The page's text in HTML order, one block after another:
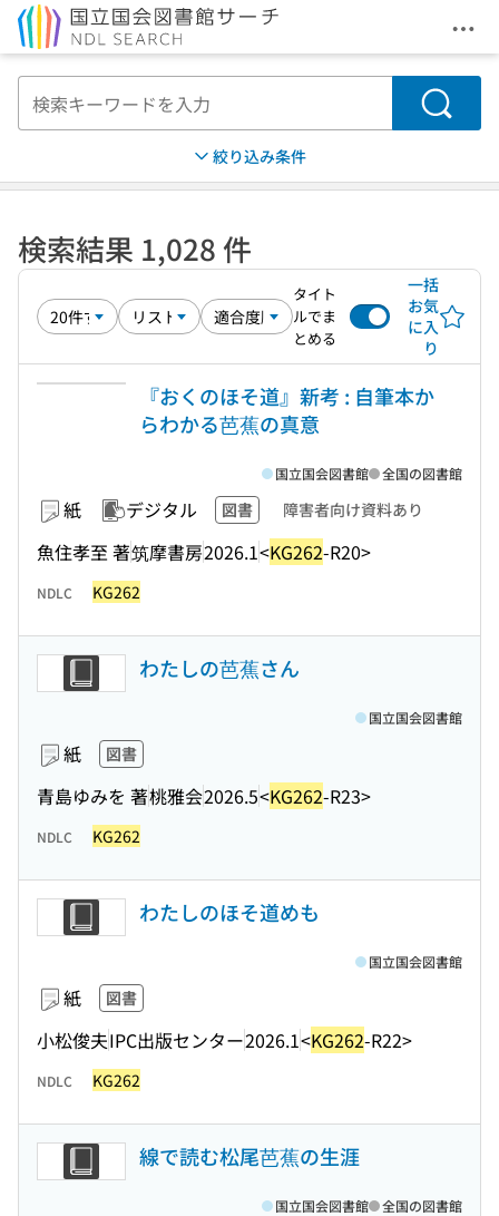
メ
検索
絞り込み条件
検索結果 1,028 件
タイト
ルでま
とめる
一括
お気
に入
り
『おくのほそ道』新考 : 自筆本か
らわかる芭蕉の真意
紙 デジタル 図書 障害者向け資料あり
魚住孝至 著筑摩書房2026.1<KG262-R20>
国立国会図書館 全国の図書館
NDLC KG262
わたしの芭蕉さん
紙 図書
青島ゆみを 著桃雅会2026.5<KG262-R23>
国立国会図書館
NDLC KG262
わたしのほそ道めも
紙 図書
小松俊夫IPC出版センター2026.1<KG262-R22>
国立国会図書館
NDLC KG262
線で読む松尾芭蕉の生涯
国立国会図書館 全国の図書館